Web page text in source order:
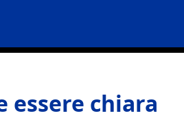
essere chiara